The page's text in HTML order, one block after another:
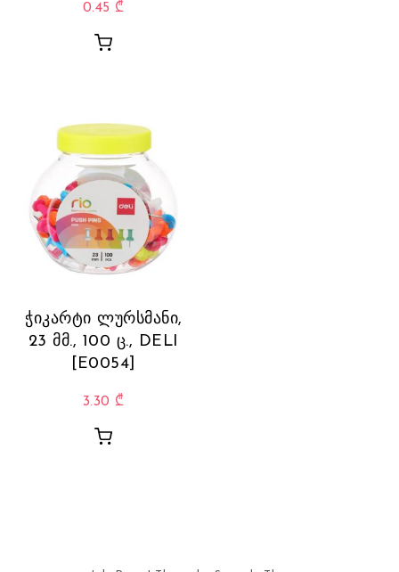
0.45 ₾
ჭიკარტი ლურსმანი,
23 მმ., 100 ც., DELI
[E0054]
3.30 ₾